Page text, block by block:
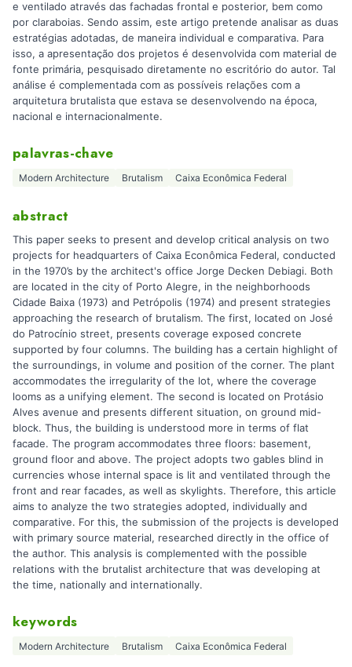
e ventilado através das fachadas frontal e posterior, bem como
por claraboias. Sendo assim, este artigo pretende analisar as duas
estratégias adotadas, de maneira individual e comparativa. Para
isso, a apresentação dos projetos é desenvolvida com material de
fonte primária, pesquisado diretamente no escritório do autor. Tal
análise é complementada com as possíveis relações com a
arquitetura brutalista que estava se desenvolvendo na época,
nacional e internacionalmente.
palavras-chave
Modern Architecture Brutalism Caixa Econômica Federal
abstract
This paper seeks to present and develop critical analysis on two
projects for headquarters of Caixa Econômica Federal, conducted
in the 1970’s by the architect's office Jorge Decken Debiagi. Both
are located in the city of Porto Alegre, in the neighborhoods
Cidade Baixa (1973) and Petrópolis (1974) and present strategies
approaching the research of brutalism. The first, located on José
do Patrocínio street, presents coverage exposed concrete
supported by four columns. The building has a certain highlight of
the surroundings, in volume and position of the corner. The plant
accommodates the irregularity of the lot, where the coverage
looms as a unifying element. The second is located on Protásio
Alves avenue and presents different situation, on ground mid-
block. Thus, the building is understood more in terms of flat
facade. The program accommodates three floors: basement,
ground floor and above. The project adopts two gables blind in
currencies whose internal space is lit and ventilated through the
front and rear facades, as well as skylights. Therefore, this article
aims to analyze the two strategies adopted, individually and
comparative. For this, the submission of the projects is developed
with primary source material, researched directly in the office of
the author. This analysis is complemented with the possible
relations with the brutalist architecture that was developing at
the time, nationally and internationally.
keywords
Modern Architecture Brutalism Caixa Econômica Federal